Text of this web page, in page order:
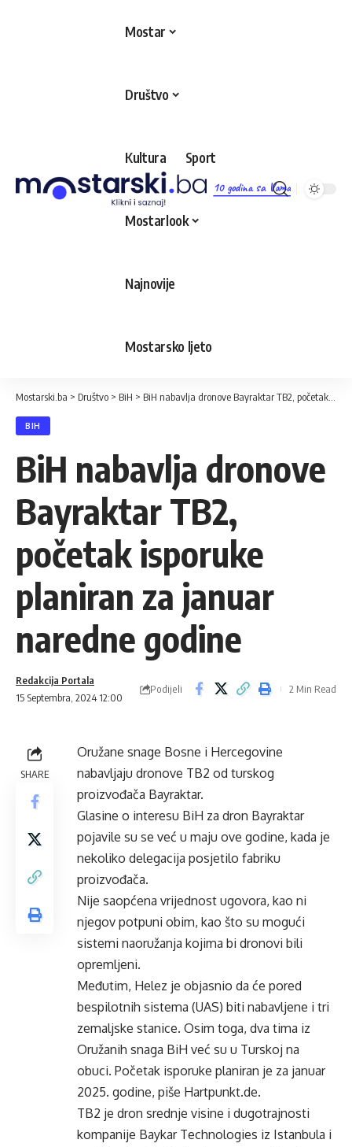
10 godina sa Vama
Mostar
Društvo
Kultura Sport
Mostarlook
Najnovije
Mostarsko ljeto
Mostarski.ba > Društvo > BiH > BiH nabavlja dronove Bayraktar TB2, početak isporuke planiran za januar naredne godine
BIH
BiH nabavlja dronove
Bayraktar TB2,
početak isporuke
planiran za januar
naredne godine
15 Septembra, 2024 12:00
Redakcija Portala
Podijeli 2 Min Read
SHARE
Oružane snage Bosne i Hercegovine
nabavljaju dronove TB2 od turskog
proizvođača Bayraktar.
Glasine o interesu BiH za dron Bayraktar
pojavile su se već u maju ove godine, kada je
nekoliko delegacija posjetilo fabriku
proizvođača.
Nije saopćena vrijednost ugovora, kao ni
njegov potpuni obim, kao što su mogući
sistemi naoružanja kojima bi dronovi bili
opremljeni.
Međutim, Helez je objasnio da će pored
bespilotnih sistema (UAS) biti nabavljene i tri
zemaljske stanice. Osim toga, dva tima iz
Oružanih snaga BiH već su u Turskoj na
obuci. Početak isporuke planiran je za januar
2025. godine, piše Hartpunkt.de.
TB2 je dron srednje visine i dugotrajnosti
kompanije Baykar Technologies iz Istanbula i